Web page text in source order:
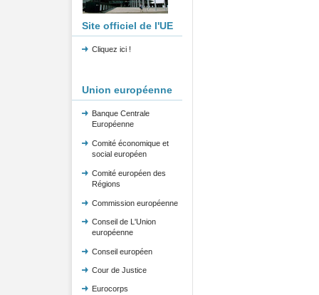
Site officiel de l'UE
Cliquez ici !
Union européenne
Banque Centrale
Européenne
Comité économique et
social européen
Comité européen des
Régions
Commission européenne
Conseil de L'Union
européenne
Conseil européen
Cour de Justice
Eurocorps